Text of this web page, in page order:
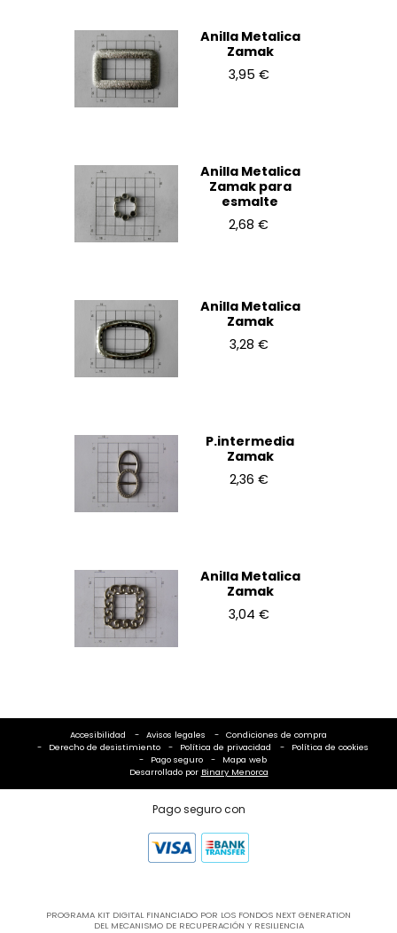
Anilla Metalica
Zamak
3,95 €
Anilla Metalica
Zamak para
esmalte
2,68 €
Anilla Metalica
Zamak
3,28 €
P.intermedia
Zamak
2,36 €
Anilla Metalica
Zamak
3,04 €
Accesibilidad Avisos legales
Condiciones de compra
Derecho de desistimiento
Política de privacidad
Política de cookies
Pago seguro
Mapa web
Desarrollado por Binary Menorca
Pago seguro con
PROGRAMA KIT DIGITAL FINANCIADO POR LOS FONDOS NEXT GENERATION
DEL MECANISMO DE RECUPERACIÓN Y RESILIENCIA